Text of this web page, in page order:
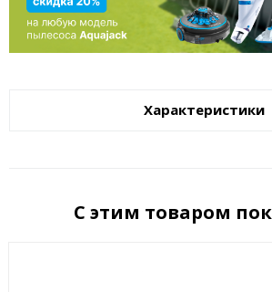
Характеристики
С этим товаром